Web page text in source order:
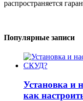
распространяется
Популярные записи
Установка и
как